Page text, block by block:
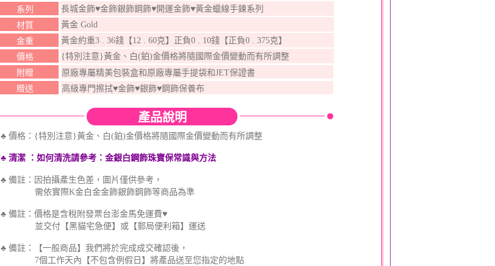
系列
長城金飾♥金飾銀飾鋼飾♥開運金飾♥黃金蠟線手鍊系列
材質
黃金 Gold
金重
黃金約重3 . 36錢【12 . 60克】正負0 . 10錢【正負0 . 375克】
價格
{特別注意}黃金、白(鉑)金價格將隨國際金價變動而有所調整
附贈
原廠專屬精美包裝盒和原廠專屬手提袋和JET保證書
贈送
高級專門擦拭♥金飾♥銀飾♥鋼飾保養布
產品說明
♣ 價格：{特別注意}黃金、白(鉑)金價格將隨國際金價變動而有所調整
♣ 清潔：如何清洗請參考：金銀白鋼飾珠寶保常識與方法
♣ 備註：因拍攝產生色差，圖片僅供參考，
需依實際K金白金金飾銀飾鋼飾等商品為準
♣ 備註：價格是含稅附發票台澎金馬免運費♥
並交付【黑貓宅急便】或【郵局便利箱】運送
♣ 備註：【一般商品】我們將於完成成交確認後，
7個工作天內【不包含例假日】將產品送至您指定的地點